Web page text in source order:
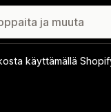
käyttämällä